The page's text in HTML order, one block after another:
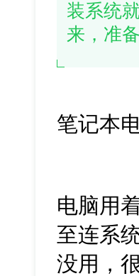
装系统
来，准
笔记本
电脑用
至连系
没用，